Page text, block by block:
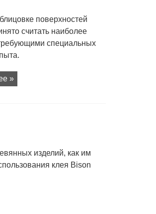
поверхностей
считать наиболее
специальных
»
изделий, как им
клея Bison